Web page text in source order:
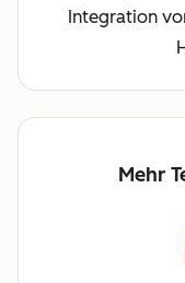
Integration
Mehr